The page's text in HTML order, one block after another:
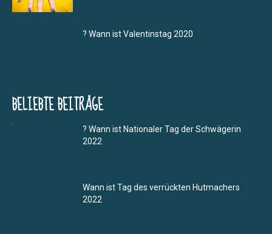
? Wann ist Valentinstag 2020
BELIEBTE BEITRÄGE
? Wann ist Nationaler Tag der Schwägerin
2022
Wann ist Tag des verrückten Hutmachers
2022